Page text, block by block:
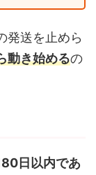
発送を止めら
動き始めるの
日以内であ